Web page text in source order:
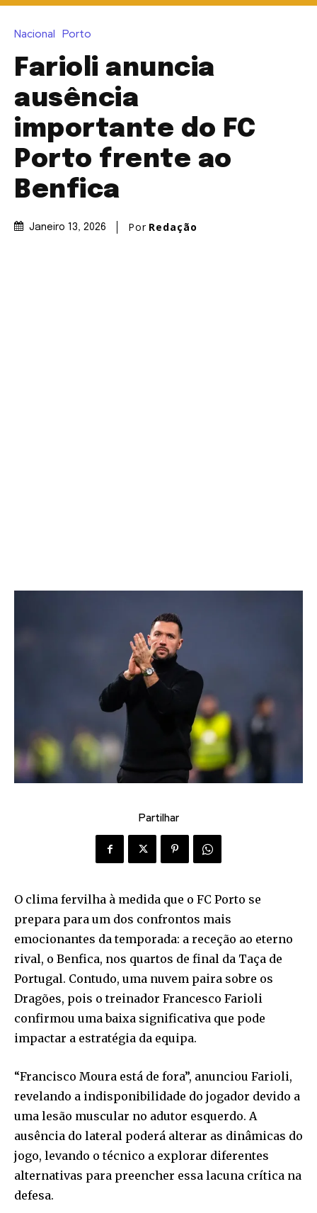
Nacional Porto
Farioli anuncia
ausência
importante do FC
Porto frente ao
Benfica
Janeiro 13, 2026 Por Redação
Partilhar
O clima fervilha à medida que o FC Porto se
prepara para um dos confrontos mais
emocionantes da temporada: a receção ao eterno
rival, o Benfica, nos quartos de final da Taça de
Portugal. Contudo, uma nuvem paira sobre os
Dragões, pois o treinador Francesco Farioli
confirmou uma baixa significativa que pode
impactar a estratégia da equipa.
“Francisco Moura está de fora”, anunciou Farioli,
revelando a indisponibilidade do jogador devido a
uma lesão muscular no adutor esquerdo. A
ausência do lateral poderá alterar as dinâmicas do
jogo, levando o técnico a explorar diferentes
alternativas para preencher essa lacuna crítica na
defesa.